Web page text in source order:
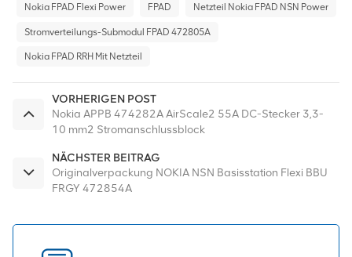
Nokia FPAD Flexi Power FPAD Netzteil Nokia FPAD NSN Power
Stromverteilungs-Submodul FPAD 472805A
Nokia FPAD RRH Mit Netzteil
VORHERIGEN POST
Nokia APPB 474282A AirScale2 55A DC-Stecker 3,3-
10 mm2 Stromanschlussblock
NÄCHSTER BEITRAG
Originalverpackung NOKIA NSN Basisstation Flexi BBU
FRGY 472854A